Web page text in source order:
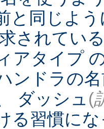
と同じよ
されてい
アタイプ
ンドラの
ダッシュ (
る習慣に